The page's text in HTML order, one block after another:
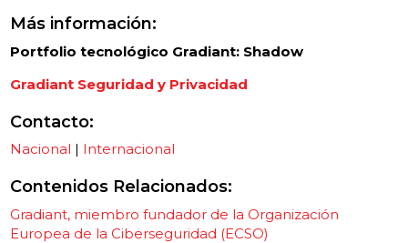
Más información:
Portfolio tecnológico Gradiant: Shadow
Gradiant Seguridad y Privacidad
Contacto:
Nacional | Internacional
Contenidos Relacionados:
Gradiant, miembro fundador de la Organización
Europea de la Ciberseguridad (ECSO)